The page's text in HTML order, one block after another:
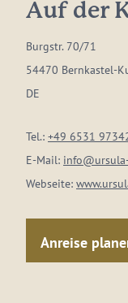
Auf der
Burgstr. 70/71
54470 Bernkastel-
DE
Tel.: +49 6531
E-Mail:
Webseite:
Anreise